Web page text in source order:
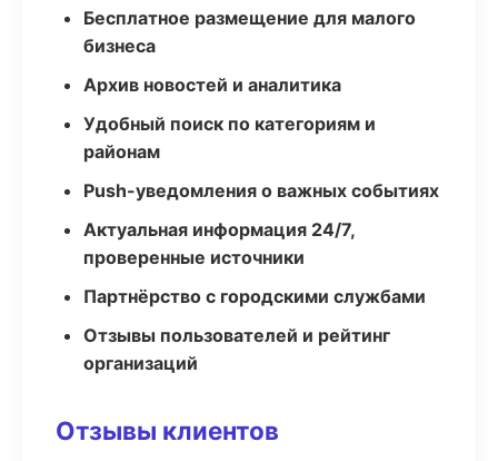
Бесплатное размещение для малого
бизнеса
Архив новостей и аналитика
Удобный поиск по категориям и
районам
Push-уведомления о важных событиях
Актуальная информация 24/7,
проверенные источники
Партнёрство с городскими службами
Отзывы пользователей и рейтинг
организаций
Отзывы клиентов